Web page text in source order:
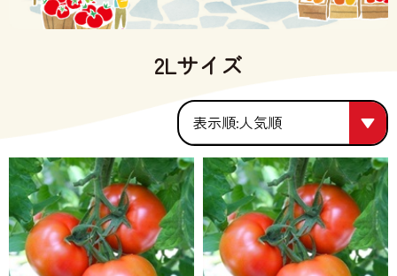
2Lサイズ
人気順
人気順
価格が安い
価格が高い